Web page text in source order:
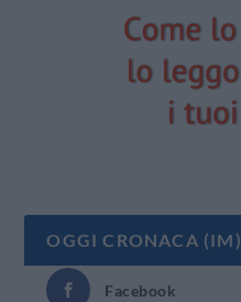
OGGI CRONACA (IM)
Facebook